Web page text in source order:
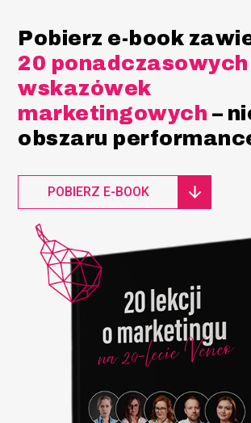
Pobierz e-book
20 ponadczasowych
wskazówek
marketingowych –
obszaru
POBIERZ E-BOOK